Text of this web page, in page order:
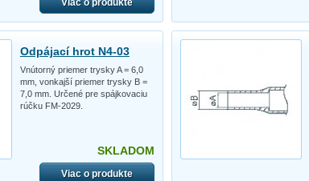
Viac o produkte
Odpájací hrot N4-03
Vnútorný priemer trysky A = 6,0
mm, vonkajší priemer trysky B =
7,0 mm. Určené pre spájkovaciu
rúčku FM-2029.
SKLADOM
Viac o produkte